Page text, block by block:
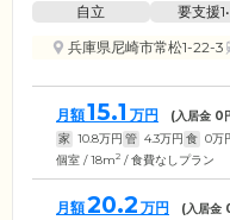
自立 要支援
兵庫県尼崎市常松1-22-3
月額15.1 万円 (入居金 0
家 10.8万円 管 4.3万円 食 0万
個室 / 18m2 / 食費なしプラン
月額20.2 万円 (入居金